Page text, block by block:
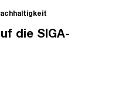
die SIGA-